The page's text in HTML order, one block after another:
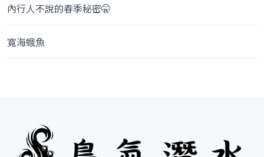
內行人不說的春季秘密🤫
寬海蛾魚